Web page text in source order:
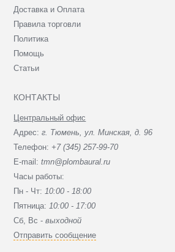
Доставка и Оплата
Правила торговли
Политика
Помощь
Статьи
КОНТАКТЫ
Центральный офис
Адрес:г. Тюмень, ул. Минская, д. 96
Телефон: +7 (345) 257-99-70
E-mail:tmn@plombaural.ru
Часы работы:
Пн - Чт: 10:00 - 18:00
Пятница: 10:00 - 17:00
Сб, Вc -выходной
Отправить сообщение